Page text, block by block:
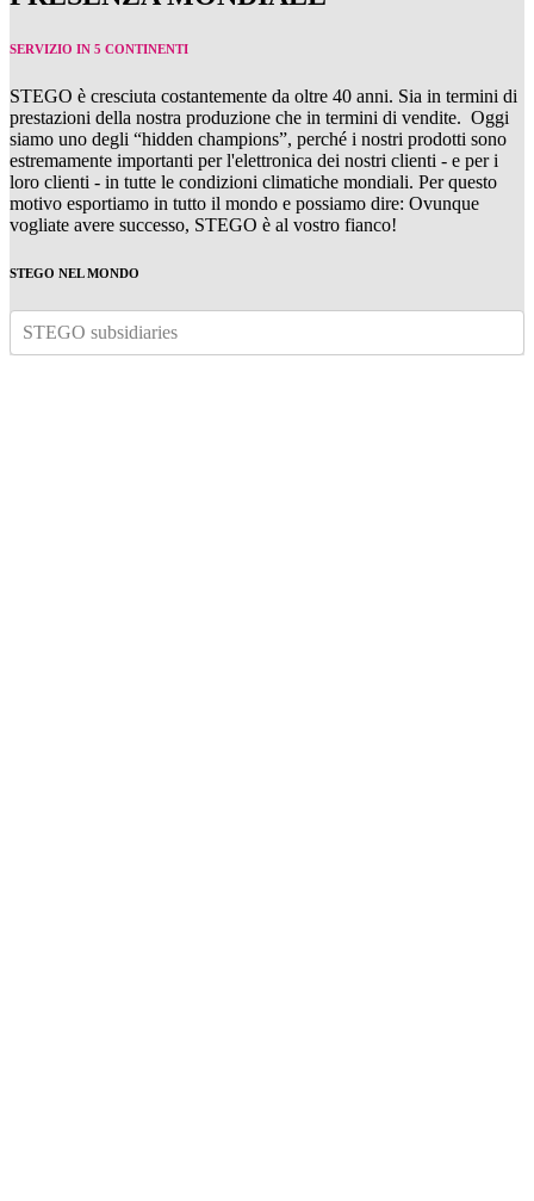
SERVIZIO IN 5 CONTINENTI
STEGO è cresciuta costantemente da oltre 40 anni. Sia in termini di
prestazioni della nostra produzione che in termini di vendite. Oggi
siamo uno degli “hidden champions”, perché i nostri prodotti sono
estremamente importanti per l'elettronica dei nostri clienti - e per i
loro clienti - in tutte le condizioni climatiche mondiali. Per questo
motivo esportiamo in tutto il mondo e possiamo dire: Ovunque
vogliate avere successo, STEGO è al vostro fianco!
STEGO NEL MONDO
STEGO subsidiaries